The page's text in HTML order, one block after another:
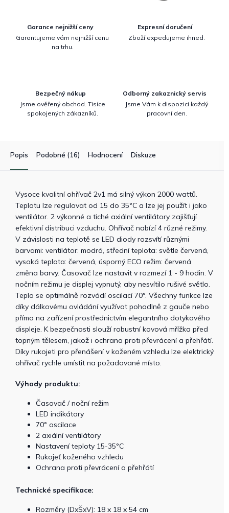
Garance nejnižší ceny
Garantujeme vám nejnižší cenu
na trhu.
Expresní doručení
Zboží expedujeme ihned.
Bezpečný nákup
Jsme ověřený obchod. Tisíce
spokojených zákazníků.
Odborný zakaznický servis
Jsme Vám k dispozici každý
pracovní den.
Popis Podobné (16) Hodnocení Diskuze
Vysoce kvalitní ohřívač 2v1 má silný výkon 2000 wattů.
Teplotu lze regulovat od 15 do 35°C a lze jej použít i jako
ventilátor. 2 výkonné a tiché axiální ventilátory zajišťují
efektivní distribuci vzduchu. Ohřívač nabízí 4 různé režimy.
V závislosti na teplotě se LED diody rozsvítí různými
barvami: ventilátor: modrá, střední teplota: světle červená,
vysoká teplota: červená, úsporný ECO režim: červená
změna barvy. Časovač lze nastavit v rozmezí 1 - 9 hodin. V
nočním režimu je displej vypnutý, aby nesvítilo rušivé světlo.
Teplo se optimálně rozvádí oscilací 70°. Všechny funkce lze
díky dálkovému ovládání využívat pohodlně z gauče nebo
přímo na zařízení prostřednictvím elegantního dotykového
displeje. K bezpečnosti slouží robustní kovová mřížka před
topným tělesem, jakož i ochrana proti převrácení a přehřátí.
Díky rukojeti pro přenášení v koženém vzhledu lze elektrický
ohřívač rychle umístit na požadované místo.
Výhody produktu:
Časovač / noční režim
LED indikátory
70° oscilace
2 axiální ventilátory
Nastavení teploty 15-35°C
Rukojeť koženého vzhledu
Ochrana proti převrácení a přehřátí
Technické specifikace:
Rozměry (DxŠxV): 18 x 18 x 54 cm